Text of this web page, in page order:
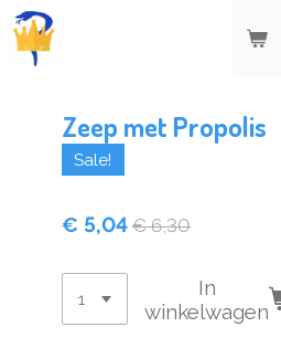
Zeep met Propolis
Sale!
€ 5,04 € 6,30
In
winkelwagen